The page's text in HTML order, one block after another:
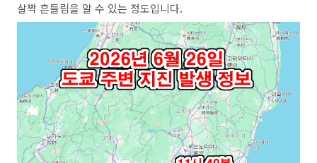
살짝 흔들림을 알 수 있는 정도입니다.